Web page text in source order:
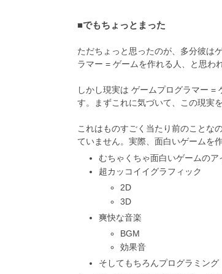
■でもちょっとまった
ただちょっと思ったのが、多分彼は
ラマー = ゲームを作れる人、と思わ
しかし現実は ゲームプログラマー
す。まずこれに気づいて、この現実
これはものすごく当たり前のことな
ていません。実際、面白いゲームを作
むちゃくちゃ面白いゲームのア
超カッコイイグラフィック
2D
3D
爽快な音楽
BGM
効果音
そしてもちろんプログラミング